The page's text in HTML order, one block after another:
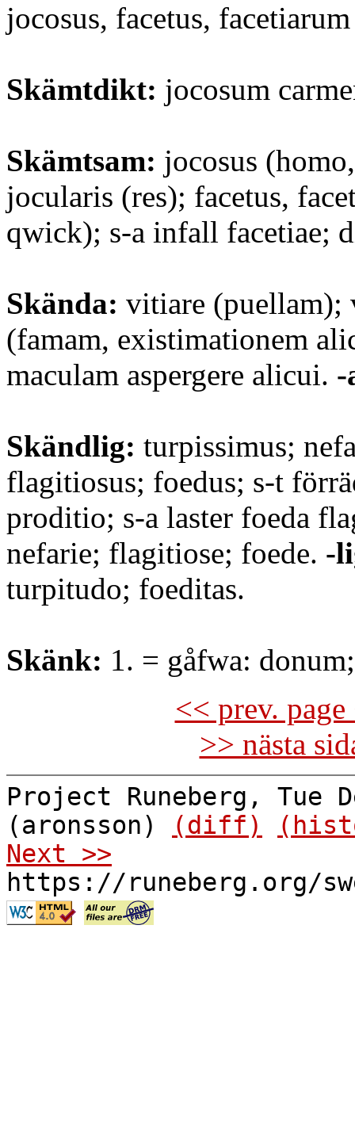
jocosus, facetus,
Skämtdikt: jocosum
Skämtsam: jocosus
jocularis (res); facetus,
qwick); s-a infall facetiae;
Skända: vitiare (puellam);
(famam, existimationem
maculam aspergere alicui. -
Skändlig: turpissimus;
flagitiosus; foedus; s-t
proditio; s-a laster foeda
nefarie; flagitiose; foede. -
turpitudo; foeditas.
Skänk: 1. = gåfwa:
<< prev.
>> nästa
Project Runeberg, Tue
(aronsson)
(diff)
Next >>
https://runeberg.org/